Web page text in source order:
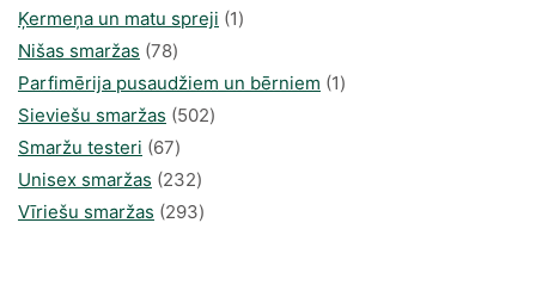
Ķermeņa un matu spreji 11
Nišas smaržas 7878
produkts
Parfimērija pusaudžiem un bērniem 11
Sieviešu smaržas 502502
Smaržu testeri 6767
produkts
Unisex smaržas 232232
produkts
Vīriešu smaržas 293293